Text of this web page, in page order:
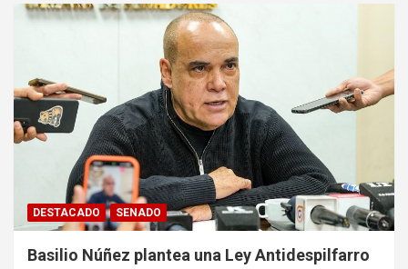
DESTACADO SENADO
Basilio Núñez plantea una Ley Antidespilfarro